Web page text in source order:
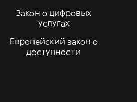
Закон о цифровых
услугах
Европейский закон о
доступности